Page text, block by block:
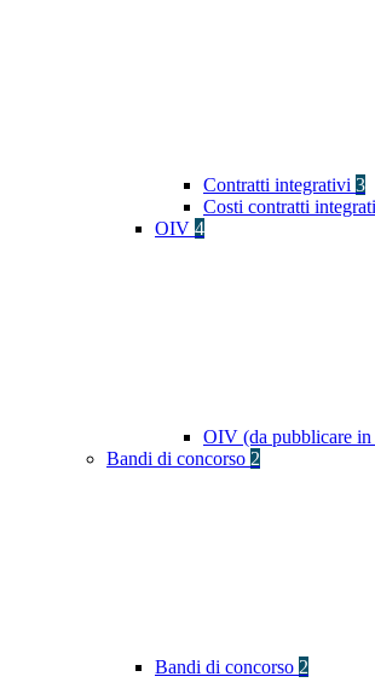
Contratti integrativi 3
Costi contratti
OIV 4
OIV (da pubblicare in
Bandi di concorso 2
Bandi di concorso 2